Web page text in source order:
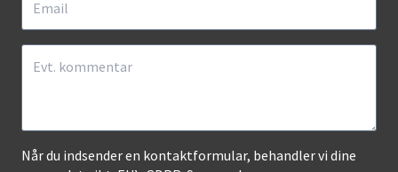
Når du indsender en kontaktformular, behandler vi dine